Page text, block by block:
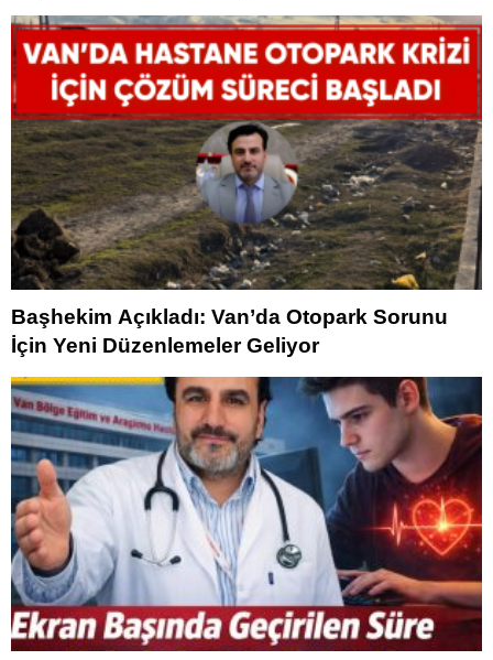
Sürdürülecek
Başhekim Açıkladı: Van’da Otopark Sorunu
İçin Yeni Düzenlemeler Geliyor